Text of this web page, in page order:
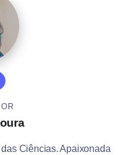
Ciências. Apaixonada